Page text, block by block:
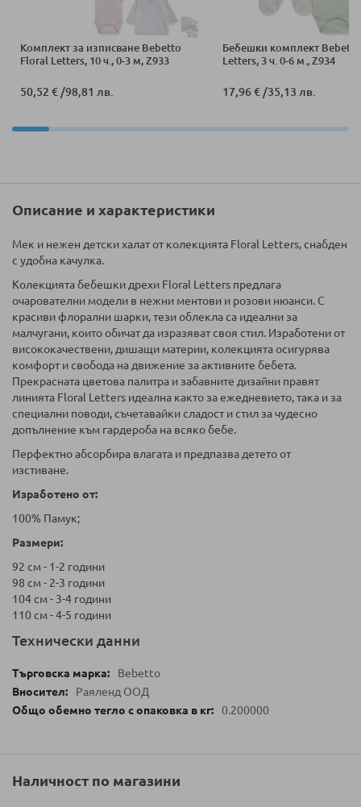
Комплект за изписване Bebetto
Floral Letters, 10 ч., 0-3 м, Z933
50,52 €/98,81 лв.
Бебешки комплект
Letters, 3 ч. 0-6 м., Z934
17,96 €/35,13 лв.
Описание и характеристики
Мек и нежен детски халат от колекцията Floral Letters, снабден
с удобна качулка.
Колекцията бебешки дрехи Floral Letters предлага
очарователни модели в нежни ментови и розови нюанси. С
красиви флорални шарки, тези облекла са идеални за
малчугани, които обичат да изразяват своя стил. Изработени от
висококачествени, дишащи материи, колекцията осигурява
комфорт и свобода на движение за активните бебета.
Прекрасната цветова палитра и забавните дизайни правят
линията Floral Letters идеална както за ежедневието, така и за
специални поводи, съчетавайки сладост и стил за чудесно
допълнение към гардероба на всяко бебе.
Перфектно абсорбира влагата и предпазва детето от
изстиване.
Изработено от:
100% Памук;
Размери:
92 см - 1-2 години
98 см - 2-3 години
104 см - 3-4 години
110 см - 4-5 години
Технически данни
Bebetto
Раяленд ООД
0.200000
Наличност по магазини